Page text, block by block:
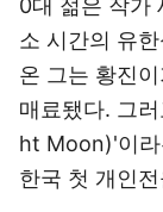
0대 젊은 작가
소 시간의 유
온 그는 황진
매료됐다. 그
ht Moon)'이라
한국 첫 개인